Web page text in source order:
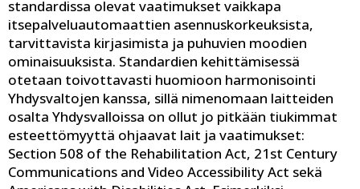
standardissa olevat vaatimukset vaikkapa
itsepalveluautomaattien asennuskorkeuksista,
tarvittavista kirjasimista ja puhuvien moodien
ominaisuuksista. Standardien kehittämisessä
otetaan toivottavasti huomioon harmonisointi
Yhdysvaltojen kanssa, sillä nimenomaan laitteiden
osalta Yhdysvalloissa on ollut jo pitkään tiukimmat
esteettömyyttä ohjaavat lait ja vaatimukset:
Section 508 of the Rehabilitation Act, 21st Century
Communications and Video Accessibility Act sekä